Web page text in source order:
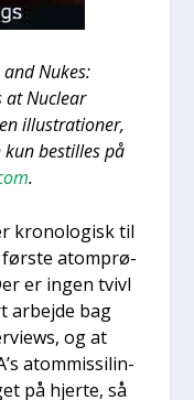
and Nukes:
at Nuclear
illu­stra­tio­ner,
bestil­les på
.
kro­no­lo­gisk til
før­ste atom­prø­
er ingen tvivl
arbej­de bag
og at
atom­mis­sil­in­
på hjer­te, så